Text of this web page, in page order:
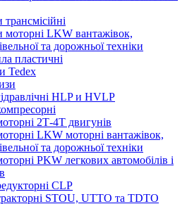
моторні LKW вантажівок,
та дорожньої техніки
пластичні
Tedex
HLP и HVLP
2Т-4Т двигунів
LKW моторні вантажівок,
та дорожньої техніки
PKW легкових автомобілів і
CLP
STOU, UTTO та TDTO